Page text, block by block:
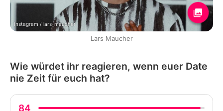
Instagram / lars_maucher
Lars Maucher
Wie würdet ihr reagieren, wenn euer Date
nie Zeit für euch hat?
84